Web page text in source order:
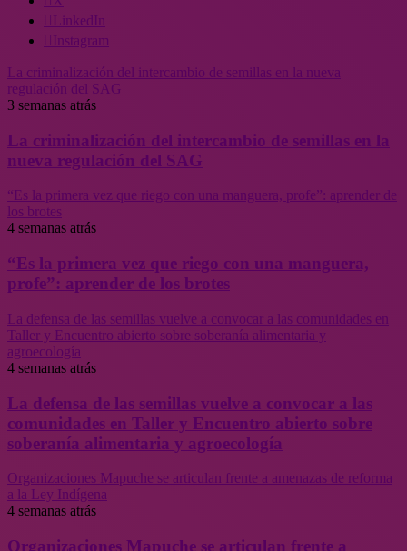
LinkedIn
Instagram
La criminalización del intercambio de semillas en la nueva
regulación del SAG
3 semanas atrás
La criminalización del intercambio de semillas en la
nueva regulación del SAG
“Es la primera vez que riego con una manguera, profe”: aprender de
los brotes
4 semanas atrás
“Es la primera vez que riego con una manguera,
profe”: aprender de los brotes
La defensa de las semillas vuelve a convocar a las comunidades en
Taller y Encuentro abierto sobre soberanía alimentaria y
agroecología
4 semanas atrás
La defensa de las semillas vuelve a convocar a las
comunidades en Taller y Encuentro abierto sobre
soberanía alimentaria y agroecología
Organizaciones Mapuche se articulan frente a amenazas de reforma
a la Ley Indígena
4 semanas atrás
Organizaciones Mapuche se articulan frente a